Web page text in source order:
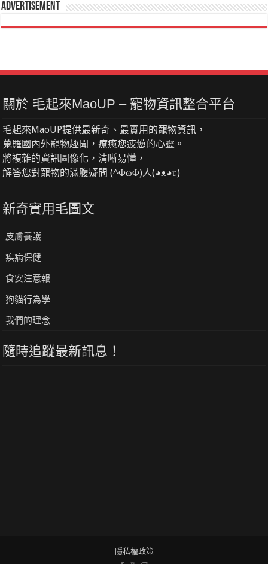
Advertisement
關於 毛起來MaoUP – 寵物資訊整合平台
毛起來MaoUP提供最新奇、最實用的寵物資訊，
蒐羅國內外寵物趣聞，療癒您疲憊的心靈。
將複雜的資訊圖像化，清晰易懂，
解答您對寵物的滿腹疑問 (^ΦωΦ)人(◕ᴥ◕ʋ)
新奇實用毛圖文
皮膚養護
疾病保健
食安注意報
狗貓行為學
我們的理念
隨時追蹤最新訊息！
隱私權政策